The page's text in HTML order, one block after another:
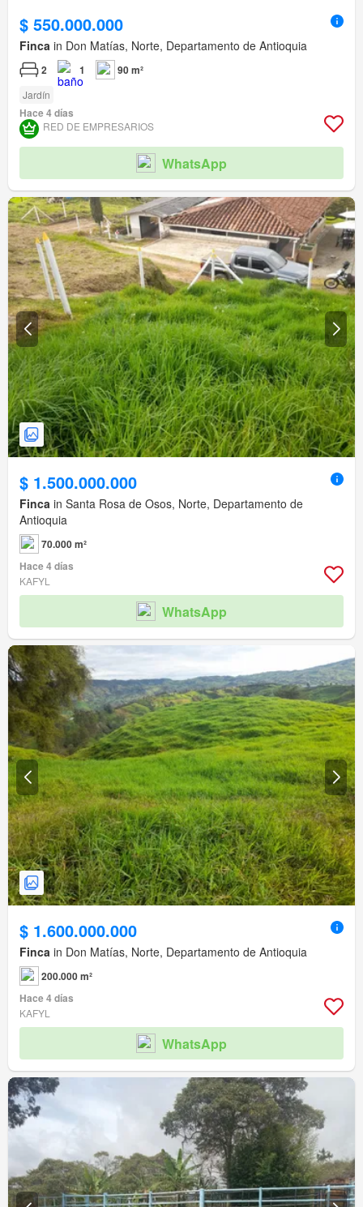
$ 550.000.000
Finca in Don Matías, Norte, Departamento de Antioquia
2 1 90 m²
Jardín
Hace 4 días
RED DE EMPRESARIOS
WhatsApp
$ 1.500.000.000
Finca in Santa Rosa de Osos, Norte, Departamento de
Antioquia
70.000 m²
Hace 4 días
KAFYL
WhatsApp
$ 1.600.000.000
Finca in Don Matías, Norte, Departamento de Antioquia
200.000 m²
Hace 4 días
KAFYL
WhatsApp